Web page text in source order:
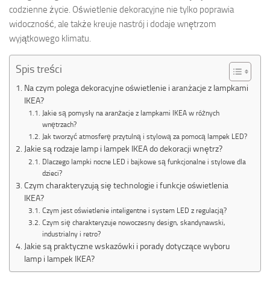
codzienne życie. Oświetlenie dekoracyjne nie tylko poprawia
widoczność, ale także kreuje nastrój i dodaje wnętrzom
wyjątkowego klimatu.
Spis treści
Na czym polega dekoracyjne oświetlenie i aranżacje z lampkami
IKEA?
Jakie są pomysły na aranżacje z lampkami IKEA w różnych
wnętrzach?
Jak tworzyć atmosferę przytulną i stylową za pomocą lampek LED?
Jakie są rodzaje lamp i lampek IKEA do dekoracji wnętrz?
Dlaczego lampki nocne LED i bajkowe są funkcjonalne i stylowe dla
dzieci?
Czym charakteryzują się technologie i funkcje oświetlenia
IKEA?
Czym jest oświetlenie inteligentne i system LED z regulacją?
Czym się charakteryzuje nowoczesny design, skandynawski,
industrialny i retro?
Jakie są praktyczne wskazówki i porady dotyczące wyboru
lamp i lampek IKEA?